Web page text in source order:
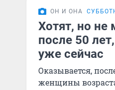
ОН И ОНА
Хотят, но не
после 50
уже сейчас
Оказывается,
женщины